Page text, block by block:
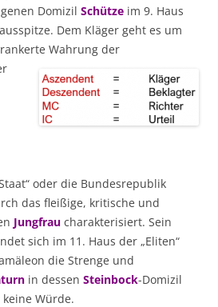
Domizil Schütze im 9. Haus
Dem Kläger geht es um
Wahrung der
oder die Bundesrepublik
das fleißige, kritische und
Jungfrau charakterisiert. Sein
sich im 11. Haus der „Eliten“
die Strenge und
in dessen Steinbock-Domizil
Würde.